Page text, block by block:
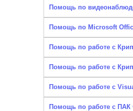
Помощь по
Помощь по Microsoft
Помощь по работе с
Помощь по работе с
Помощь по работе с
Помощь по работе с ПАК